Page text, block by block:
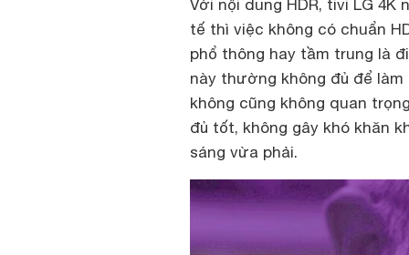
Với nội dung HDR, tivi LG 4K
tế thì việc không có chuẩn
phổ thông hay tầm trung là
này thường không đủ để
không cũng không quan
đủ tốt, không gây khó khăn
sáng vừa phải.